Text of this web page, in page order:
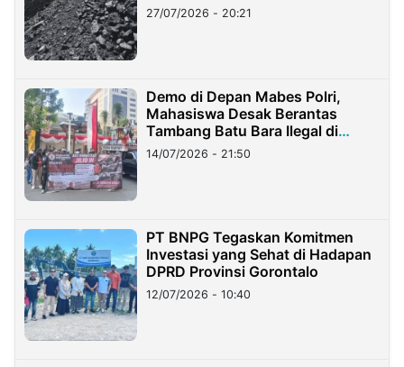
Stockpile
27/07/2026 - 20:21
Demo di Depan Mabes Polri,
Mahasiswa Desak Berantas
Tambang Batu Bara Ilegal di
Lampung
14/07/2026 - 21:50
PT BNPG Tegaskan Komitmen
Investasi yang Sehat di Hadapan
DPRD Provinsi Gorontalo
12/07/2026 - 10:40